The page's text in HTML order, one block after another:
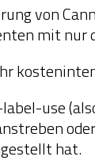
von
mit nur
use
hat.